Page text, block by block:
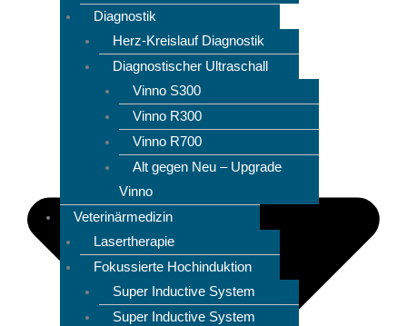
Diagnostik
Herz-Kreislauf Diagnostik
Diagnostischer Ultraschall
Vinno S300
Vinno R300
Vinno R700
Alt gegen Neu – Upgrade
Vinno
Veterinärmedizin
Lasertherapie
Fokussierte Hochinduktion
Super Inductive System
Super Inductive System